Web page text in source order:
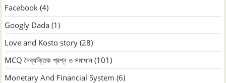
Facebook (4)
Googly Dada (1)
Love and Kosto story (28)
MCQ নৈব্যক্তিক প্রশ্ন ও সমাধান (101)
Monetary And Financial System (6)